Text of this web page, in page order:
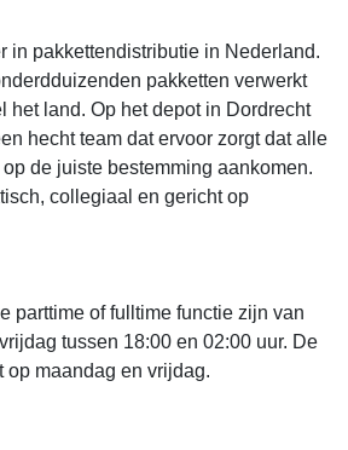
in pakkettendistributie in Nederland.
pakketten verwerkt
het land. Op het depot in Dordrecht
hecht team dat ervoor zorgt dat alle
de juiste bestemming aankomen.
collegiaal en gericht op
parttime of fulltime functie zijn van
tussen 18:00 en 02:00 uur. De
op maandag en vrijdag.